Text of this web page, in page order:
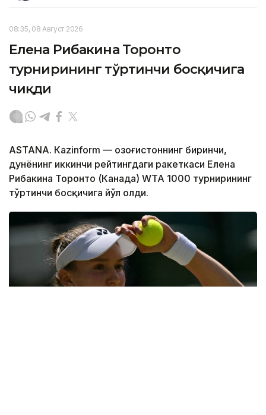
08:35, 08 Август 2026
Елена Рибакина Торонто
турнирининг тўртинчи босқичига
чиқди
ASTANА. Кazinform — Қозоғистоннинг биринчи,
дунёнинг иккинчи рейтингдаги ракеткаси Елена
Рибакина Торонто (Канада) WТА 1000 турнирининг
тўртинчи босқичига йўл олди.